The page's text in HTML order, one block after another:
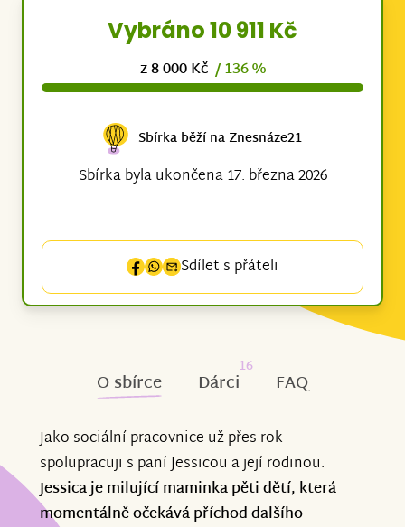
Vybráno 10 911 Kč
z 8 000 Kč / 136 %
Sbírka běží na Znesnáze21
Sbírka byla ukončena 17. března 2026
Sdílet s přáteli
O sbírce Dárci
16
FAQ
Jako sociální pracovnice už přes rok
spolupracuji s paní Jessicou a její rodinou.
Jessica je milující maminka pěti dětí, která
momentálně očekává příchod dalšího